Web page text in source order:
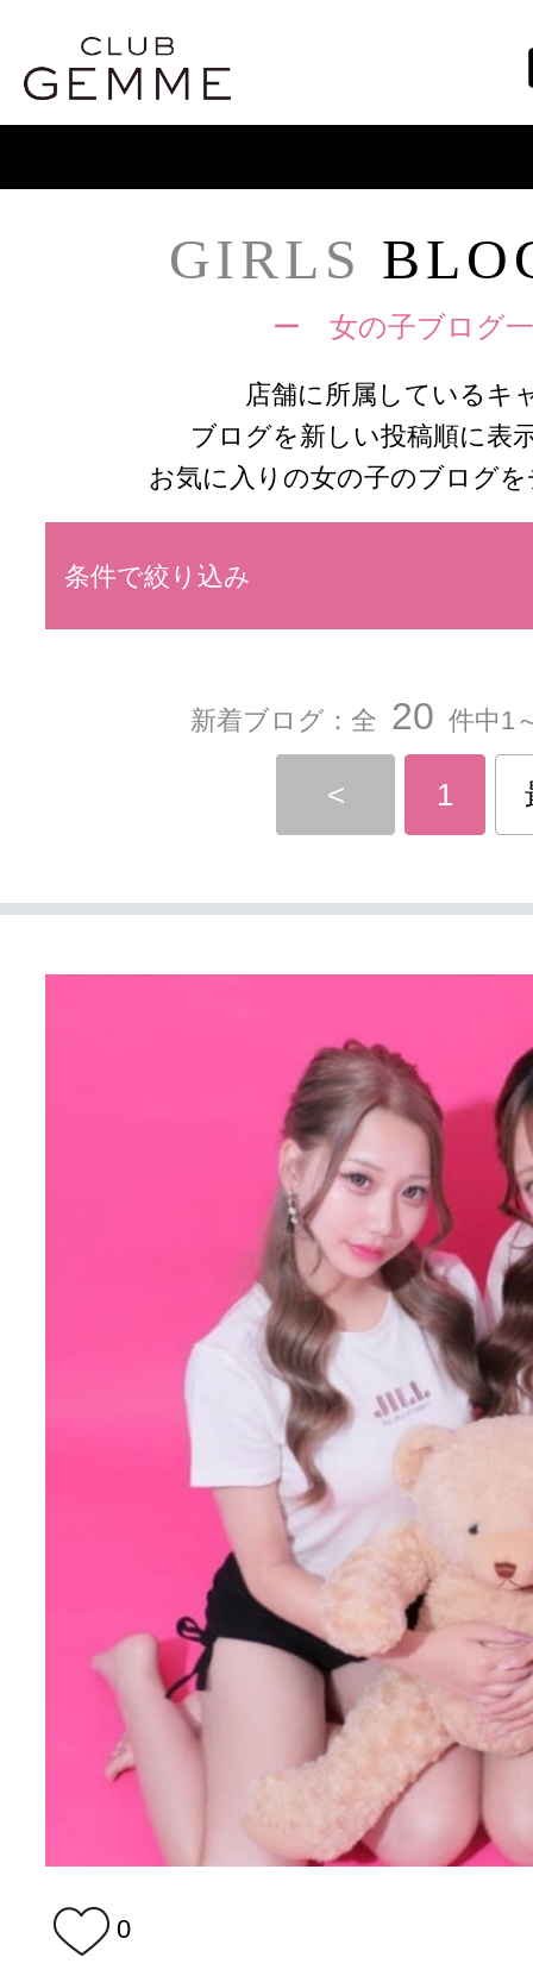
GIRLS
ー 女の子ブログ
店舗に所属しているキ
ブログを新しい投稿順に表
お気に入りの女の子のブログ
条件で絞り込み
新着ブログ：全 20 件中1
< 1
0